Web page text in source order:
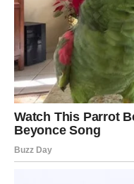
5. Sekundarna
Kada primarna
sedmice), tekućinu
čistu posudu, zatvorite i
mjestunajmanje 1–2
6. Flaširanje i
Kad vino postane bistro i